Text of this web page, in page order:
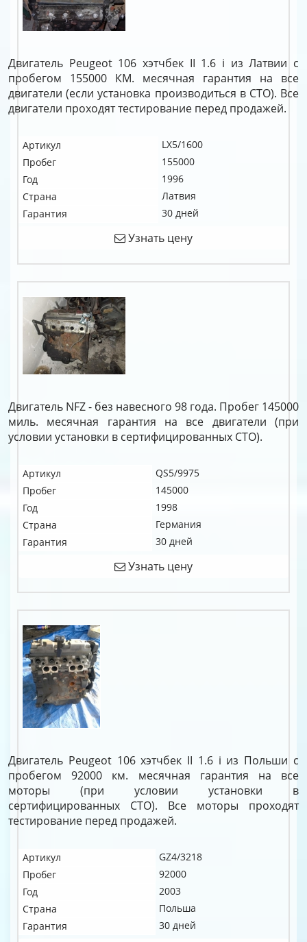
Двигатель Peugeot 106 хэтчбек II 1.6 i из Латвии с
пробегом 155000 КМ. месячная гарантия на все
двигатели (если установка производиться в СТО). Все
двигатели проходят тестирование перед продажей.
Артикул
LX5/1600
Пробег
155000
Год
1996
Страна
Латвия
Гарантия
30 дней
Узнать цену
Двигатель NFZ - без навесного 98 года. Пробег 145000
миль. месячная гарантия на все двигатели (при
условии установки в сертифицированных СТО).
Артикул
QS5/9975
Пробег
145000
Год
1998
Страна
Германия
Гарантия
30 дней
Узнать цену
Двигатель Peugeot 106 хэтчбек II 1.6 i из Польши с
пробегом 92000 км. месячная гарантия на все
моторы (при условии установки в
сертифицированных СТО). Все моторы проходят
тестирование перед продажей.
Артикул
GZ4/3218
Пробег
92000
Год
2003
Страна
Польша
Гарантия
30 дней